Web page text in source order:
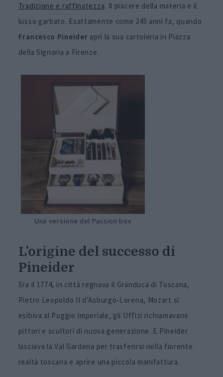
Tradizione e raffinatezza. Il piacere della materia e il
lusso garbato. Esattamente come 245 anni fa, quando
Francesco Pineider aprì la sua cartoleria in Piazza
della Signoria a Firenze.
Una versione del Passion box
L’origine del successo di
Pineider
Era il 1774, in città regnava il Granduca di Toscana,
Pietro Leopoldo II d’Asburgo-Lorena, Mozart si
esibiva al Poggio Imperiale, gli Uffizi richiamavano
pittori e scultori di nuova generazione. E Pineider
lasciava la Val Gardena per trasferirsi nella fiorente
realtà toscana e aprire una piccola manifattura.